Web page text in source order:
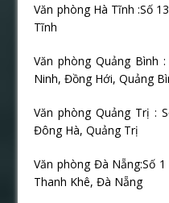
Văn phòng Hà Tĩnh :Số
Tĩnh
Văn phòng Quảng Bình
Ninh, Đồng Hới, Quảng
Văn phòng Quảng Trị :
Đông Hà, Quảng Trị
Văn phòng Đà Nẵng:Số
Thanh Khê, Đà Nẵng